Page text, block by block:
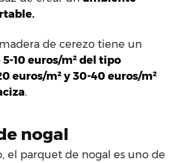
de cerezo tiene un
10 euros/m² del tipo
euros/m² y 30-40 euros/m²
.
nogal
el parquet de nogal es uno de